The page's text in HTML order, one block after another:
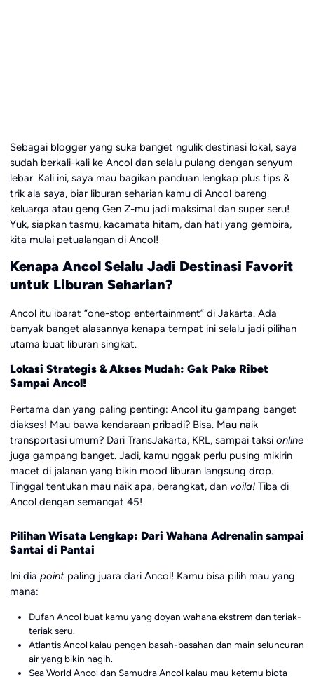
Sebagai blogger yang suka banget ngulik destinasi lokal, saya
sudah berkali-kali ke Ancol dan selalu pulang dengan senyum
lebar. Kali ini, saya mau bagikan panduan lengkap plus tips &
trik ala saya, biar liburan seharian kamu di Ancol bareng
keluarga atau geng Gen Z-mu jadi maksimal dan super seru!
Yuk, siapkan tasmu, kacamata hitam, dan hati yang gembira,
kita mulai petualangan di Ancol!
Kenapa Ancol Selalu Jadi Destinasi Favorit
untuk Liburan Seharian?
Ancol itu ibarat “one-stop entertainment” di Jakarta. Ada
banyak banget alasannya kenapa tempat ini selalu jadi pilihan
utama buat liburan singkat.
Lokasi Strategis & Akses Mudah: Gak Pake Ribet
Sampai Ancol!
Pertama dan yang paling penting: Ancol itu gampang banget
diakses! Mau bawa kendaraan pribadi? Bisa. Mau naik
transportasi umum? Dari TransJakarta, KRL, sampai taksi online
juga gampang banget. Jadi, kamu nggak perlu pusing mikirin
macet di jalanan yang bikin mood liburan langsung drop.
Tinggal tentukan mau naik apa, berangkat, dan voila!Tiba di
Ancol dengan semangat 45!
Pilihan Wisata Lengkap: Dari Wahana Adrenalin sampai
Santai di Pantai
Ini dia pointpaling juara dari Ancol! Kamu bisa pilih mau yang
mana:
Dufan Ancol buat kamu yang doyan wahana ekstrem dan teriak-
teriak seru.
Atlantis Ancol kalau pengen basah-basahan dan main seluncuran
air yang bikin nagih.
Sea World Ancol dan Samudra Ancol kalau mau ketemu biota